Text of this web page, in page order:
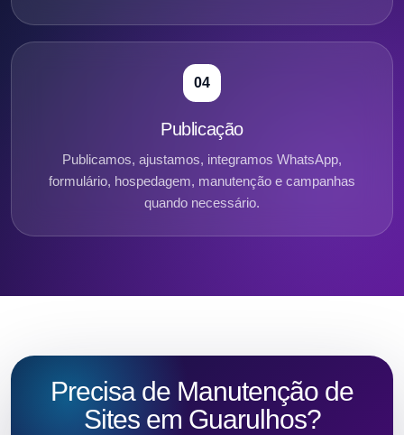
04
Publicação
Publicamos, ajustamos, integramos WhatsApp,
formulário, hospedagem, manutenção e campanhas
quando necessário.
Precisa de Manutenção de
Sites em Guarulhos?